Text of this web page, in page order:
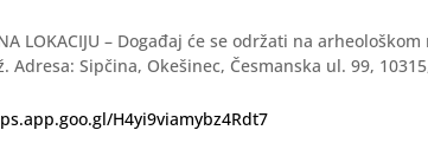
LOKACIJU – Događaj će se održati na
Adresa: Sipčina, Okešinec, Česmanska ul. 99,
H4yi9viamybz4Rdt7